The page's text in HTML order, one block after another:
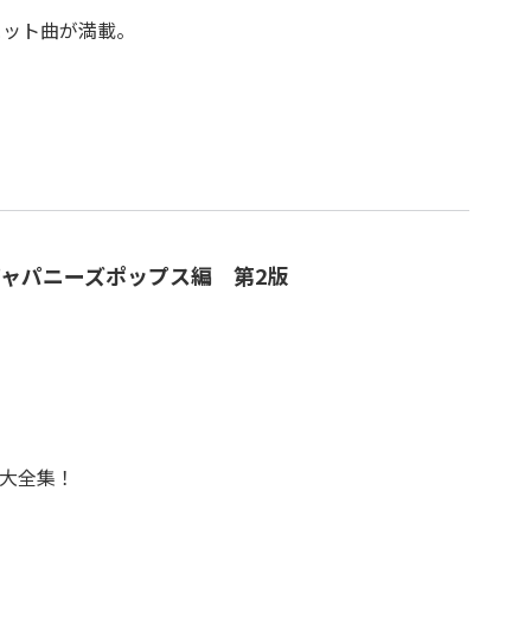
ト曲が満載。
パニーズポップス編 第2版
全集！